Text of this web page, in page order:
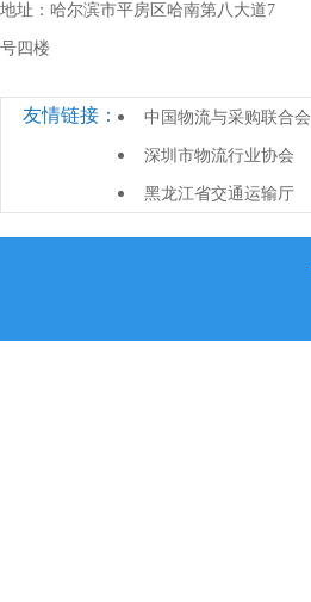
地址：哈尔滨市平房区哈南第八大道7
号四楼
友情链接： 中国物流与采购联合会
深圳市物流行业协会
黑龙江省交通运输厅